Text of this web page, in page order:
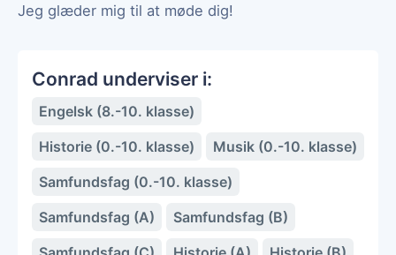
Jeg glæder mig til at møde dig!
Conrad underviser i:
Engelsk (8.-10. klasse)
Historie (0.-10. klasse)
Musik (0.-10. klasse)
Samfundsfag (0.-10. klasse)
Samfundsfag (A)
Samfundsfag (B)